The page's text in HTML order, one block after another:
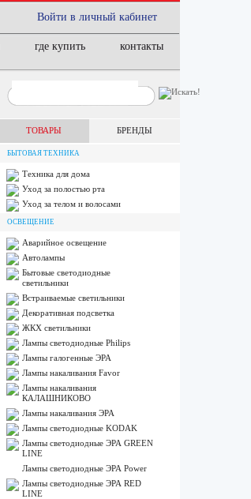
Войти в личный кабинет
где купить контакты
ТОВАРЫ БРЕНДЫ
БЫТОВАЯ ТЕХНИКА
Техника для дома
Уход за полостью рта
Уход за телом и волосами
ОСВЕЩЕНИЕ
Аварийное освещение
Автолампы
Бытовые светодиодные
светильники
Встраиваемые светильники
Декоративная подсветка
ЖКХ светильники
Лампы cветодиодные Philips
Лампы галогенные ЭРА
Лампы накаливания Favor
Лампы накаливания
КАЛАШНИКОВО
Лампы накаливания ЭРА
Лампы светодиодные KODAK
Лампы светодиодные ЭРА GREEN
LINE
Лампы светодиодные ЭРА Power
Лампы светодиодные ЭРА RED
LINE